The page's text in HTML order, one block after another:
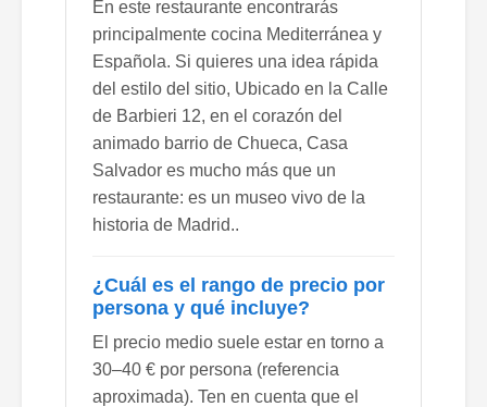
En este restaurante encontrarás
principalmente cocina Mediterránea y
Española. Si quieres una idea rápida
del estilo del sitio, Ubicado en la Calle
de Barbieri 12, en el corazón del
animado barrio de Chueca, Casa
Salvador es mucho más que un
restaurante: es un museo vivo de la
historia de Madrid..
¿Cuál es el rango de precio por
persona y qué incluye?
El precio medio suele estar en torno a
30–40 € por persona (referencia
aproximada). Ten en cuenta que el